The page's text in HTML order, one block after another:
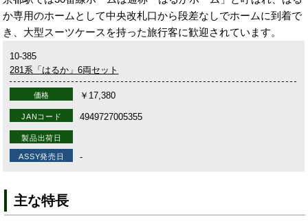
か専用のホームとして中央改札口から段差なしでホームに到着で
き、大型スーツケースを持った旅行客に歓迎されています。
10-385
281系「はるか」6両セット
価格 ￥17,380
JANコード 4949727005355
製品出荷日
ASSY発売日 -
主な特長